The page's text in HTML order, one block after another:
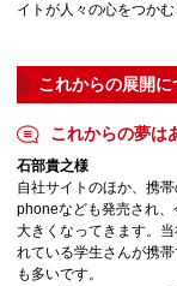
イトが人々の心をつかむ
これからの展開に
これからの夢は
石部貴之様
自社サイトのほか、携
phoneなども発売され
大きくなってきます。
れている学生さんが携
も多いです。